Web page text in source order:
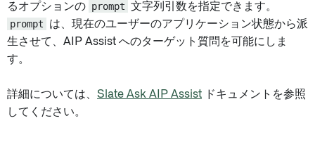
るオプションの prompt 文字列引数を指定できます。
prompt
は、現在のユーザーのアプリケーション状態から派
生させて、AIP Assist へのターゲット質問を可能にしま
す。
詳細については、 Slate Ask AIP Assist ドキュメントを参照
してください。